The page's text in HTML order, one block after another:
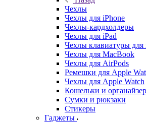
Чехлы
Чехлы для iPhone
Чехлы-кардхолдеры
Чехлы для iPad
Чехлы клавиатуры для
Чехлы для MacBook
Чехлы для AirPods
Ремешки для Apple
Чехлы для Apple Watch
Кошельки и
Сумки и рюкзаки
Стикеры
Гаджеты